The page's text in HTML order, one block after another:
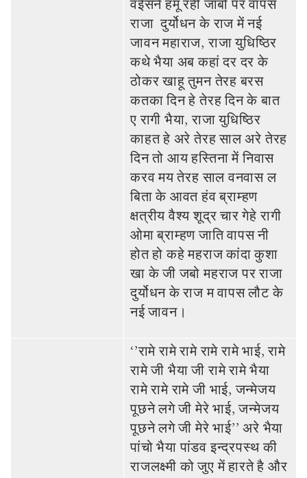
वईसने हमू रही जाबो पर वापस
राजा दुर्योधन के राज में नई
जावन महाराज, राजा युधिष्ठिर
कथे भैया अब कहां दर दर के
ठोकर खाहू तुमन तेरह बरस
कतका दिन हे तेरह दिन के बात
ए रागी भैया, राजा युधिष्ठिर
काहत हे अरे तेरह साल अरे तेरह
दिन तो आय हस्तिना में निवास
करव मय तेरह साल वनवास ल
बिता के आवत हंव ब्राम्‍हण
क्षत्रीय वैश्‍य शूद्र चार गेहे रागी
ओमा ब्राम्‍हण जाति वापस नी
होत हो कहे महराज कांदा कुशा
खा के जी जबो महराज पर राजा
दुर्योधन के राज म वापस लौट के
नई जावन।
‘’रामे रामे रामे रामे रामे भाई, रामे
रामे जी भैया जी रामे रामे भैया
रामे रामे रामे जी भाई, जन्‍मेजय
पूछने लगे जी मेरे भाई, जन्‍मेजय
पूछने लगे जी मेरे भाई’’ अरे भैया
पांचो भैया पांडव इन्‍द्रपस्‍थ की
राजलक्ष्‍मी को जुए में हारते है और